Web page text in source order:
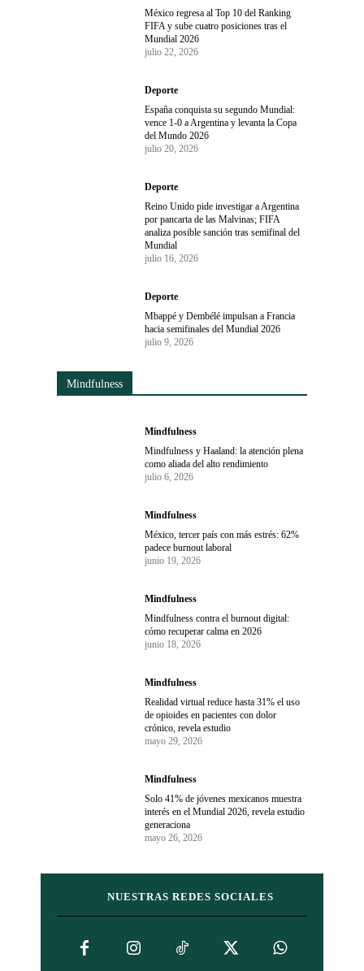
México regresa al Top 10 del Ranking
FIFA y sube cuatro posiciones tras el
Mundial 2026
julio 22, 2026
Deporte
España conquista su segundo Mundial:
vence 1-0 a Argentina y levanta la Copa
del Mundo 2026
julio 20, 2026
Deporte
Reino Unido pide investigar a Argentina
por pancarta de las Malvinas; FIFA
analiza posible sanción tras semifinal del
Mundial
julio 16, 2026
Deporte
Mbappé y Dembélé impulsan a Francia
hacia semifinales del Mundial 2026
julio 9, 2026
Mindfulness
Mindfulness
Mindfulness y Haaland: la atención plena
como aliada del alto rendimiento
julio 6, 2026
Mindfulness
México, tercer país con más estrés: 62%
padece burnout laboral
junio 19, 2026
Mindfulness
Mindfulness contra el burnout digital:
cómo recuperar calma en 2026
junio 18, 2026
Mindfulness
Realidad virtual reduce hasta 31% el uso
de opioides en pacientes con dolor
crónico, revela estudio
mayo 29, 2026
Mindfulness
Solo 41% de jóvenes mexicanos muestra
interés en el Mundial 2026, revela estudio
generaciona
mayo 26, 2026
NUESTRAS REDES SOCIALES